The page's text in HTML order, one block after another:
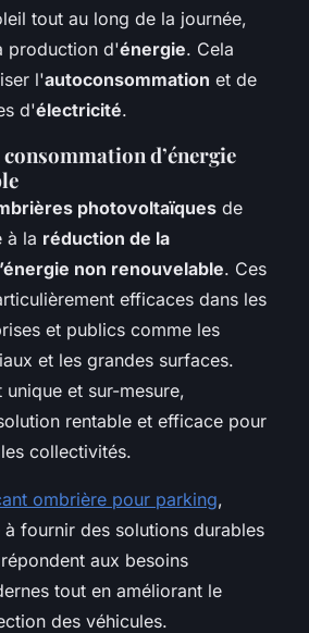
tout au long de la journée,
production d'énergie. Cela
l'autoconsommation et de
d'électricité.
d’énergie
photovoltaïques de
à la réduction de la
non renouvelable. Ces
efficaces dans les
et publics comme les
et les grandes surfaces.
et sur-mesure,
rentable et efficace pour
collectivités.
ombrière pour parking,
à fournir des solutions durables
aux besoins
tout en améliorant le
des véhicules.